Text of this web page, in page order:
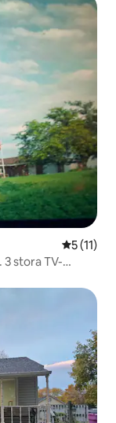
5 av 5 i
5 (11)
stora TV-